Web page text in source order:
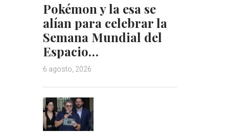
Pokémon y la esa se
alían para celebrar la
Semana Mundial del
Espacio…
6 agosto, 2026